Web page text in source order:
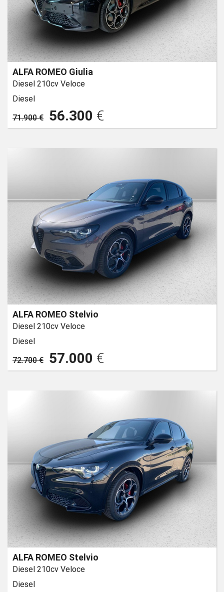
ALFA ROMEO Giulia
Diesel 210cv Veloce
Diesel
71.900 €
56.300 €
ALFA ROMEO Stelvio
Diesel 210cv Veloce
Diesel
72.700 €
57.000 €
ALFA ROMEO Stelvio
Diesel 210cv Veloce
Diesel